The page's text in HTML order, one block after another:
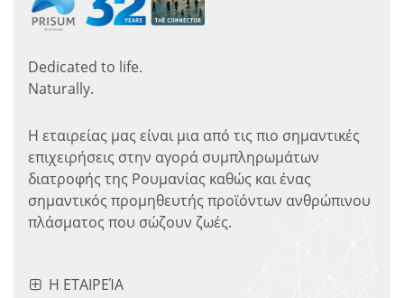
Dedicated to life.
Naturally.
Η εταιρείας μας είναι μια από τις πιο σημαντικές
επιχειρήσεις στην αγορά συμπληρωμάτων
διατροφής της Ρουμανίας καθώς και ένας
σημαντικός προμηθευτής προϊόντων ανθρώπινου
πλάσματος που σώζουν ζωές.
Η ΕΤΑΙΡΕΊΑ